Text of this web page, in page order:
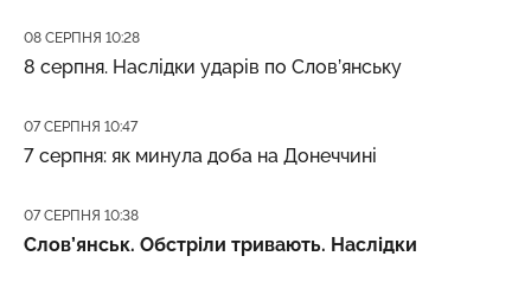
Дата публікації
08 СЕРПНЯ 10:28
8 серпня. Наслідки ударів по Слов’янську
Дата публікації
07 СЕРПНЯ 10:47
7 серпня: як минула доба на Донеччині
Дата публікації
07 СЕРПНЯ 10:38
Слов’янськ. Обстріли тривають. Наслідки